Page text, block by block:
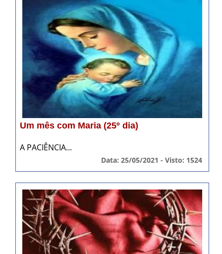
Um mês com Maria (25º dia)
A PACIÊNCIA...
Data: 25/05/2021 - Visto: 1524